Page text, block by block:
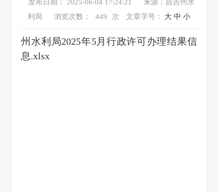
发布日期： 2025-06-04 17:24:21
来源：昌吉州水
利局
浏览次数： 449 次 文章字号： 大 中 小
州水利局2025年5月行政许可办理结果信
息.xlsx